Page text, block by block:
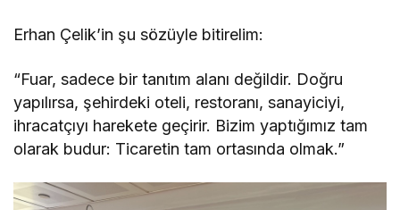
Erhan Çelik’in şu sözüyle bitirelim:
“Fuar, sadece bir tanıtım alanı değildir. Doğru
yapılırsa, şehirdeki oteli, restoranı, sanayiciyi,
ihracatçıyı harekete geçirir. Bizim yaptığımız tam
olarak budur: Ticaretin tam ortasında olmak.”